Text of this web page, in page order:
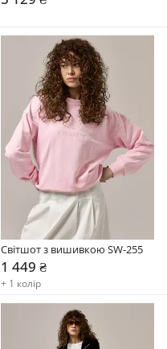
Світшот з вишивкою SW-255
1 449 ₴
+ 1 колір